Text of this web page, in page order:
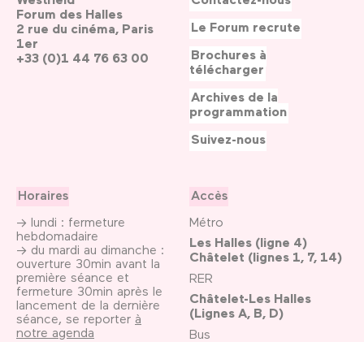
Forum des Halles
2 rue du cinéma, Paris
1er
+33 (0)1 44 76 63 00
Horaires
→ lundi : fermeture
hebdomadaire
→ du mardi au dimanche :
ouverture 30min avant la
première séance et
fermeture 30min après le
lancement de la dernière
séance, se reporter à
notre agenda
Accès
Métro
Les Halles (ligne 4)
Châtelet (lignes 1, 7, 14)
RER
Châtelet-Les Halles
(Lignes A, B, D)
Bus
Le Forum recrute
Brochures à
télécharger
Archives de la
programmation
Suivez-nous